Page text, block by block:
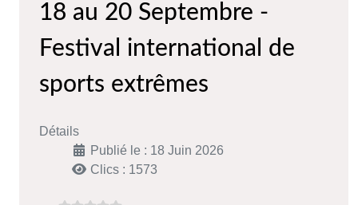
18 au 20 Septembre -
Festival international de
sports extrêmes
Détails
Publié le : 18 Juin 2026
Clics : 1573